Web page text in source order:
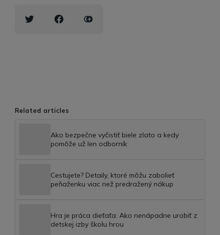
Related articles
Ako bezpečne vyčistiť biele zlato a kedy
pomôže už len odborník
Cestujete? Detaily, ktoré môžu zabolieť
peňaženku viac než predražený nákup
Hra je práca dieťaťa: Ako nenápadne urobiť z
detskej izby školu hrou